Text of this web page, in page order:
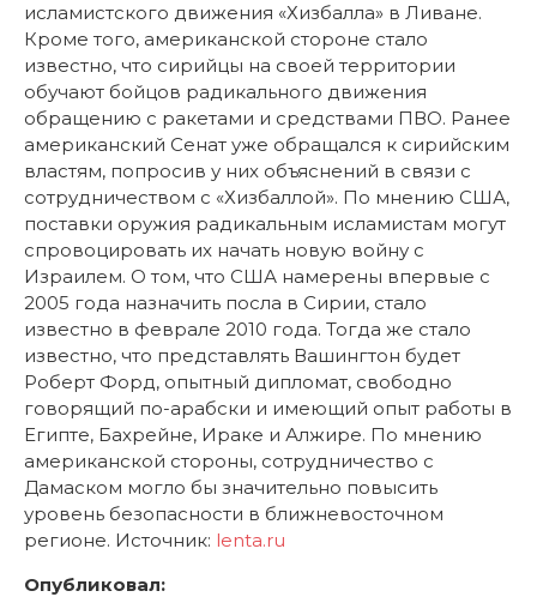
исламистского движения «Хизбалла» в Ливане.
Кроме того, американской стороне стало
известно, что сирийцы на своей территории
обучают бойцов радикального движения
обращению с ракетами и средствами ПВО. Ранее
американский Сенат уже обращался к сирийским
властям, попросив у них объяснений в связи с
сотрудничеством с «Хизбаллой». По мнению США,
поставки оружия радикальным исламистам могут
спровоцировать их начать новую войну с
Израилем. О том, что США намерены впервые с
2005 года назначить посла в Сирии, стало
известно в феврале 2010 года. Тогда же стало
известно, что представлять Вашингтон будет
Роберт Форд, опытный дипломат, свободно
говорящий по-арабски и имеющий опыт работы в
Египте, Бахрейне, Ираке и Алжире. По мнению
американской стороны, сотрудничество с
Дамаском могло бы значительно повысить
уровень безопасности в ближневосточном
регионе. Источник: lenta.ru
Опубликовал: